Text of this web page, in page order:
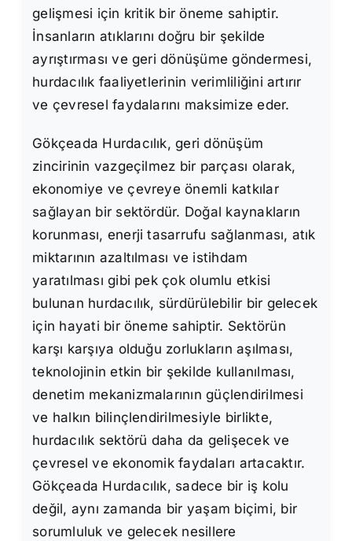
gelişmesi için kritik bir öneme sahiptir.
İnsanların atıklarını doğru bir şekilde
ayrıştırması ve geri dönüşüme göndermesi,
hurdacılık faaliyetlerinin verimliliğini artırır
ve çevresel faydalarını maksimize eder.
Gökçeada Hurdacılık, geri dönüşüm
zincirinin vazgeçilmez bir parçası olarak,
ekonomiye ve çevreye önemli katkılar
sağlayan bir sektördür. Doğal kaynakların
korunması, enerji tasarrufu sağlanması, atık
miktarının azaltılması ve istihdam
yaratılması gibi pek çok olumlu etkisi
bulunan hurdacılık, sürdürülebilir bir gelecek
için hayati bir öneme sahiptir. Sektörün
karşı karşıya olduğu zorlukların aşılması,
teknolojinin etkin bir şekilde kullanılması,
denetim mekanizmalarının güçlendirilmesi
ve halkın bilinçlendirilmesiyle birlikte,
hurdacılık sektörü daha da gelişecek ve
çevresel ve ekonomik faydaları artacaktır.
Gökçeada Hurdacılık, sadece bir iş kolu
değil, aynı zamanda bir yaşam biçimi, bir
sorumluluk ve gelecek nesillere